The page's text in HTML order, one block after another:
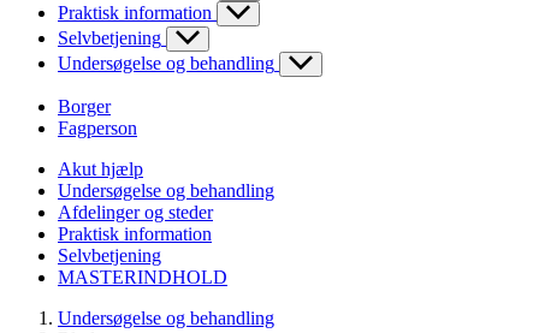
Praktisk information
Selvbetjening
Undersøgelse og behandling
Borger
Fagperson
Akut hjælp
Undersøgelse og behandling
Afdelinger og steder
Praktisk information
Selvbetjening
MASTERINDHOLD
Undersøgelse og behandling